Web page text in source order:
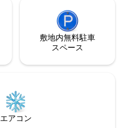
敷地内無料駐⁠車
ス⁠ペ⁠ー⁠ス
エアコン